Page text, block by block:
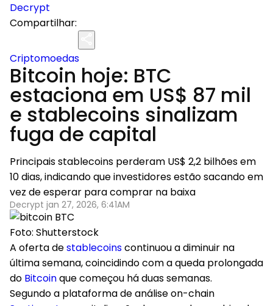
Decrypt
Compartilhar:
Criptomoedas
Bitcoin hoje: BTC
estaciona em US$ 87 mil
e stablecoins sinalizam
fuga de capital
Principais stablecoins perderam US$ 2,2 bilhões em
10 dias, indicando que investidores estão sacando em
vez de esperar para comprar na baixa
Decrypt jan 27, 2026, 6:41AM
Foto: Shutterstock
A oferta destablecoinscontinuou a diminuir na
última semana, coincidindo com a queda prolongada
do Bitcoinque começou há duas semanas.
Segundo a plataforma de análise on-chain